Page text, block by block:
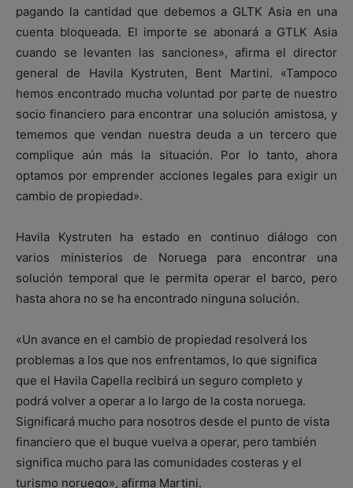
pagando la cantidad que debemos a GLTK Asia en una
cuenta bloqueada. El importe se abonará a GTLK Asia
cuando se levanten las sanciones», afirma el director
general de Havila Kystruten, Bent Martini. «Tampoco
hemos encontrado mucha voluntad por parte de nuestro
socio financiero para encontrar una solución amistosa, y
tememos que vendan nuestra deuda a un tercero que
complique aún más la situación. Por lo tanto, ahora
optamos por emprender acciones legales para exigir un
cambio de propiedad».
Havila Kystruten ha estado en continuo diálogo con
varios ministerios de Noruega para encontrar una
solución temporal que le permita operar el barco, pero
hasta ahora no se ha encontrado ninguna solución.
«Un avance en el cambio de propiedad resolverá los
problemas a los que nos enfrentamos, lo que significa
que el Havila Capella recibirá un seguro completo y
podrá volver a operar a lo largo de la costa noruega.
Significará mucho para nosotros desde el punto de vista
financiero que el buque vuelva a operar, pero también
significa mucho para las comunidades costeras y el
turismo noruego», afirma Martini.